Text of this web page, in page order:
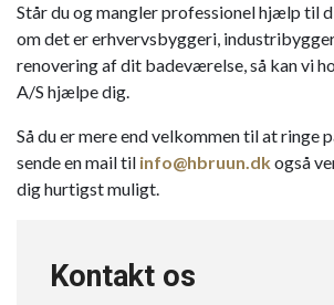
Står du og mangler professionel hjælp til
om det er erhvervsbyggeri,
renovering af dit badeværelse, så kan vi
A/S hjælpe dig.
Så du er mere end velkommen til at ringe
sende en mail til info@hbruun.dkogså
dig hurtigst muligt.
Kontakt os